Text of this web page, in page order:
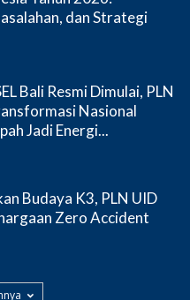
dan Strategi
Bali Resmi Dimulai, PLN
Nasional
Jadi Energi...
Budaya K3, PLN UID
Zero Accident